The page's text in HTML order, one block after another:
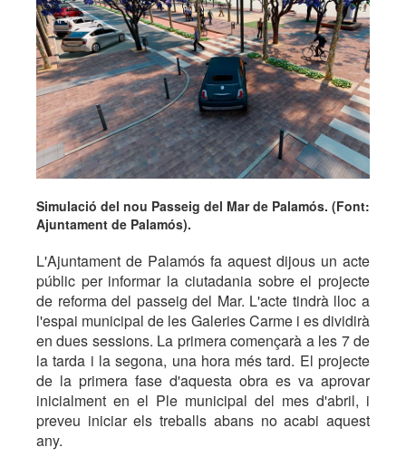
Simulació del nou Passeig del Mar de Palamós. (Font:
Ajuntament de Palamós).
L'Ajuntament de Palamós fa aquest dijous un acte
públic per informar la ciutadania sobre el projecte
de reforma del passeig del Mar. L'acte tindrà lloc a
l'espai municipal de les Galeries Carme i es dividirà
en dues sessions. La primera començarà a les 7 de
la tarda i la segona, una hora més tard. El projecte
de la primera fase d'aquesta obra es va aprovar
inicialment en el Ple municipal del mes d'abril, i
preveu iniciar els treballs abans no acabi aquest
any.